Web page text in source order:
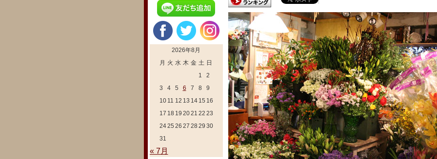
2026年8月
月 火 水 木 金 土 日
1
2
3
4 5 6 7 8
9
10 11 12 13 14 15 16
17 18 19 2021 22 23
2425 26 27 28 29 30
31
« 7月